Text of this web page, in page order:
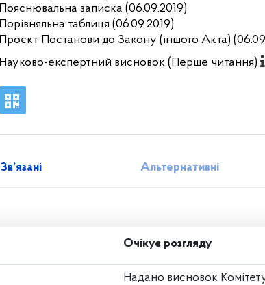
Пояснювальна записка (06.09.2019)
Порівняльна таблиця (06.09.2019)
Проєкт Постанови до Закону (іншого Акта)
Науково-експертний висновок (Перше читання)
Зв’язані Альтернативні
Очікує розгляду
Надано висновок